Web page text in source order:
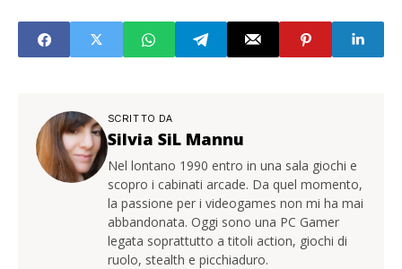
SCRITTO DA
Silvia SiL Mannu
Nel lontano 1990 entro in una sala giochi e
scopro i cabinati arcade. Da quel momento,
la passione per i videogames non mi ha mai
abbandonata. Oggi sono una PC Gamer
legata soprattutto a titoli action, giochi di
ruolo, stealth e picchiaduro.